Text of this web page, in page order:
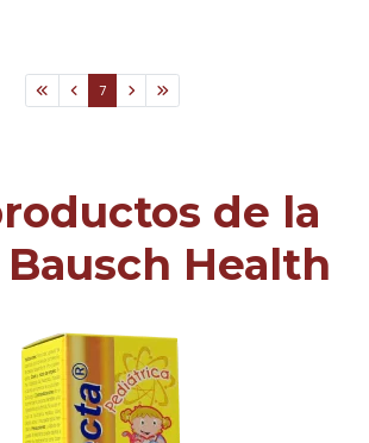
7
de la
Health